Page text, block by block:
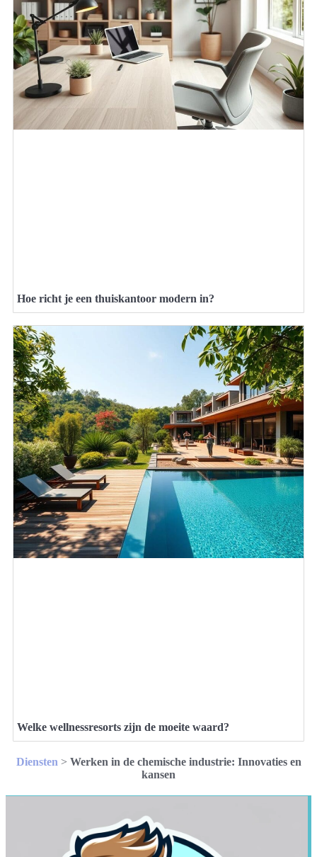
Hoe richt je een thuiskantoor modern in?
Welke wellnessresorts zijn de moeite waard?
Diensten > Werken in de chemische industrie: Innovaties en
kansen